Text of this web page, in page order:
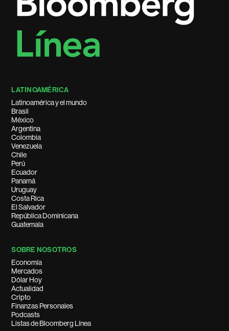
LATINOAMÉRICA
Latinoamérica y el mundo
Brasil
México
Argentina
Colombia
Venezuela
Chile
Perú
Ecuador
Panamá
Uruguay
Costa Rica
El Salvador
República Dominicana
Guatemala
SOBRE NOSOTROS
Economía
Mercados
Dólar Hoy
Actualidad
Cripto
Finanzas Personales
Podcasts
Listas de Bloomberg Línea